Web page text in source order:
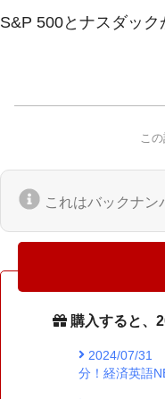
こ
これはバックナン
購入すると、
2024/07/31
分！経済英語